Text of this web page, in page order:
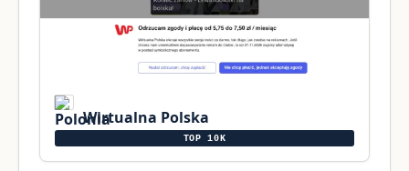
Wirtualna Polska
TOP 10K